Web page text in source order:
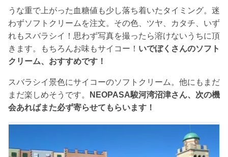
うな重で上がった血糖値も少し落ち着いたタイミング。迷
わずソフトクリームを注文。その色、ツヤ、カタチ、いず
れもスバラシイ！思わず写真を撮ったら溶けないうちに頂
きます。もちろんお味もサイコー！ いでぼくさんのソフト
クリーム、おすすめです！
スバラシイ景色にサイコーのソフトクリーム。他にもまだ
まだ楽しめそうです。
NEOPASA駿河湾沼津さん、次の機
会あればまた必ず寄らせてもらいます！